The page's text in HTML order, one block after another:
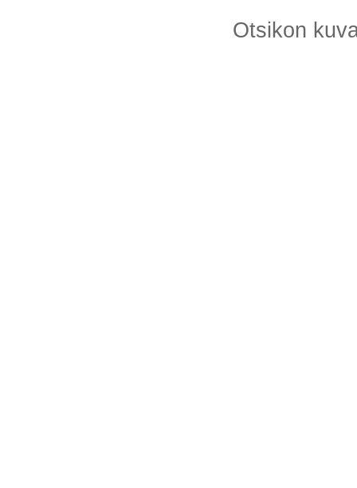
Otsikon